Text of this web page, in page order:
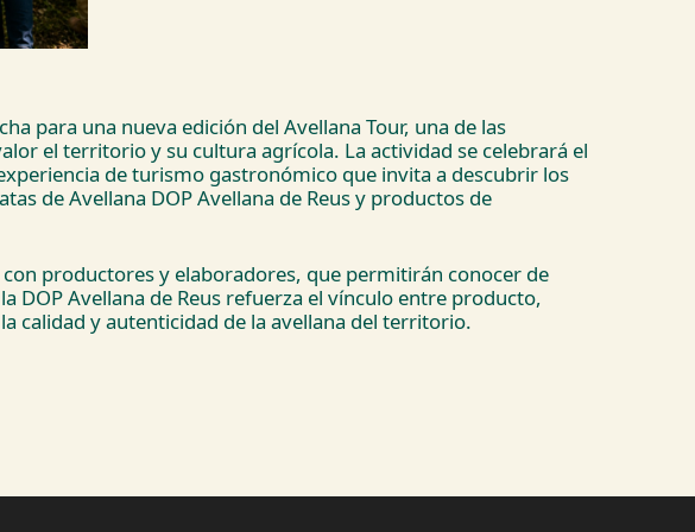
para una nueva edición del Avellana Tour, una de las
el territorio y su cultura agrícola. La actividad se celebrará el
de turismo gastronómico que invita a descubrir los
de Avellana DOP Avellana de Reus y productos de
productores y elaboradores, que permitirán conocer de
Avellana de Reus refuerza el vínculo entre producto,
calidad y autenticidad de la avellana del territorio.